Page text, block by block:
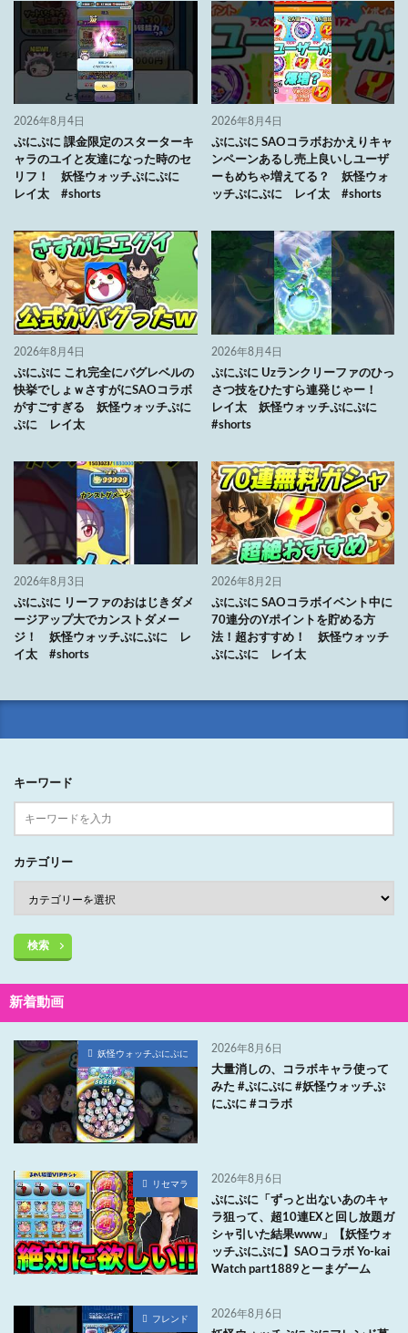
2026年8月4日
ぷにぷに 課金限定のスターターキ
ャラのユイと友達になった時のセ
リフ！ 妖怪ウォッチぷにぷに
レイ太 #shorts
2026年8月4日
ぷにぷに SAOコラボおかえりキャ
ンペーンあるし売上良いしユーザ
ーもめちゃ増えてる？ 妖怪ウォ
ッチぷにぷに レイ太 #shorts
2026年8月4日
ぷにぷに これ完全にバグレベルの
快挙でしょｗさすがにSAOコラボ
がすごすぎる 妖怪ウォッチぷに
ぷに レイ太
2026年8月4日
ぷにぷに Uzランクリーファのひっ
さつ技をひたすら連発じゃー！
レイ太 妖怪ウォッチぷにぷに
#shorts
2026年8月3日
ぷにぷに リーファのおはじきダメ
ージアップ大でカンストダメー
ジ！ 妖怪ウォッチぷにぷに レ
イ太 #shorts
2026年8月2日
ぷにぷに SAOコラボイベント中に
70連分のYポイントを貯める方
法！超おすすめ！ 妖怪ウォッチ
ぷにぷに レイ太
キーワード
カテゴリー
検索
新着動画
妖怪ウォッチぷにぷに 2026年8月6日
大量消しの、コラボキャラ使って
みた #ぷにぷに #妖怪ウォッチぷ
にぷに #コラボ
リセマラ 2026年8月6日
ぷにぷに「ずっと出ないあのキャ
ラ狙って、超10連EXと回し放題ガ
シャ引いた結果www」【妖怪ウォ
ッチぷにぷに】SAOコラボ Yo-kai
Watch part1889とーまゲーム
フレンド 2026年8月6日